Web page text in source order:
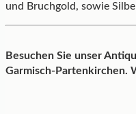
und Bruchgold, sowie
Besuchen Sie unser
Garmisch-Partenkirchen.